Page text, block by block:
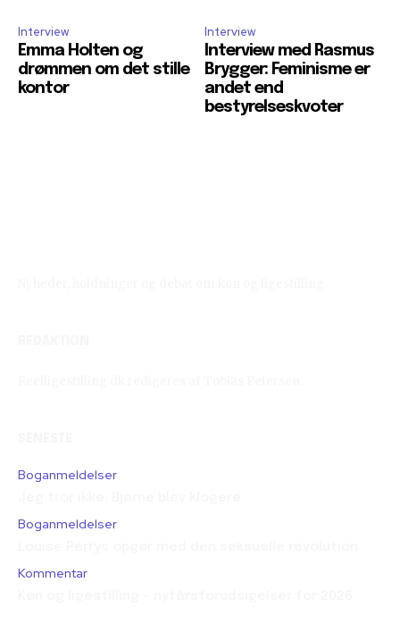
Interview
Emma Holten og
drømmen om det stille
kontor
Interview
Interview med Rasmus
Brygger: Feminisme er
andet end
bestyrelseskvoter
Boganmeldelser
Boganmeldelser
Kommentar